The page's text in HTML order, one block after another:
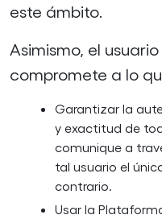
este ámbito.
Asimismo, el
compromete a lo
Garantizar la
y exactitud de
comunique a
tal usuario el
contrario.
Usar la